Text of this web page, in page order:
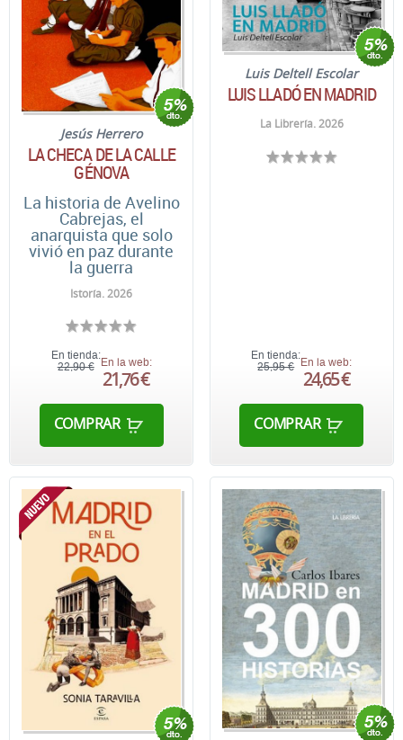
Jesús Herrero
LA CHECA DE LA CALLE
GÉNOVA
La historia de Avelino
Cabrejas, el
anarquista que solo
vivió en paz durante
la guerra
Istoría. 2026
En tienda:
22,90 € En la web:
21,76 €
COMPRAR
Luis Deltell Escolar
LUIS LLADÓ EN MADRID
La Librería. 2026
En tienda:
25,95 € En la web:
24,65 €
COMPRAR